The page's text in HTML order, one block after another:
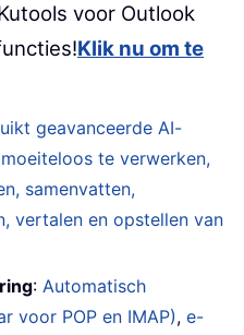
voor Outlook
Klik nu om te
geavanceerde AI-
te verwerken,
samenvatten,
vertalen en opstellen van
:Automatisch
voor POP en IMAP),e-